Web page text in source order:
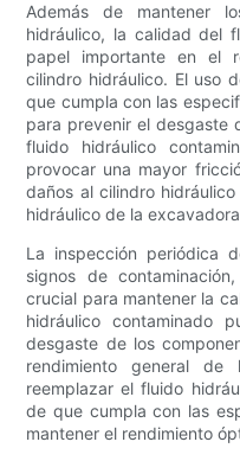
Además de mantener
hidráulico, la calidad del
papel importante en el
cilindro hidráulico. El uso
que cumpla con las
para prevenir el desgaste
fluido hidráulico
provocar una mayor
daños al cilindro
hidráulico de la
La inspección periódica
signos de
crucial para mantener la
hidráulico contaminado
desgaste de los
rendimiento general de
reemplazar el fluido
de que cumpla con las
mantener el rendimiento